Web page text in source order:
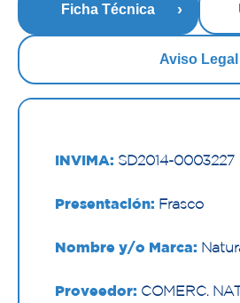
Ficha Técnica
Aviso Legal
INVIMA: SD2014-0003227
Presentación: Frasco
Nombre y/o Marca:
Proveedor: COMERC.